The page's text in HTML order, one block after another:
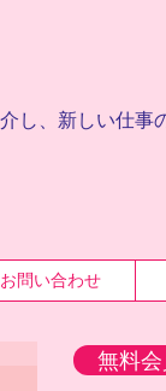
し、 新しい仕事
お問い合わせ
無料